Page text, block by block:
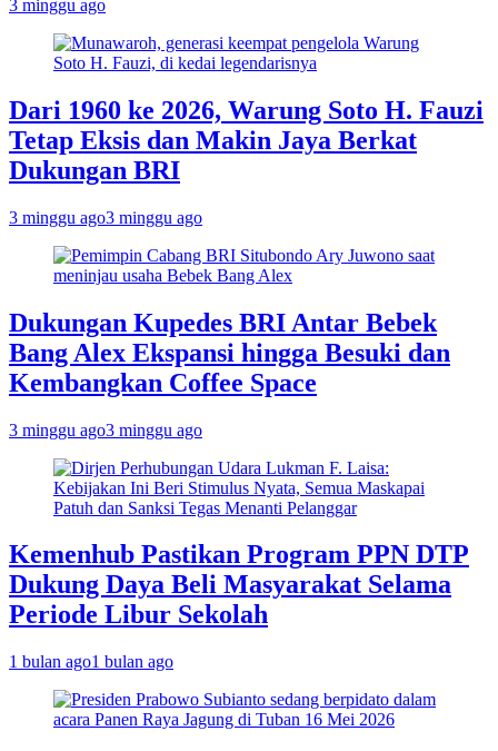
3 minggu ago
Dari 1960 ke 2026, Warung Soto H. Fauzi
Tetap Eksis dan Makin Jaya Berkat
Dukungan BRI
3 minggu ago3 minggu ago
Dukungan Kupedes BRI Antar Bebek
Bang Alex Ekspansi hingga Besuki dan
Kembangkan Coffee Space
3 minggu ago3 minggu ago
Kemenhub Pastikan Program PPN DTP
Dukung Daya Beli Masyarakat Selama
Periode Libur Sekolah
1 bulan ago1 bulan ago